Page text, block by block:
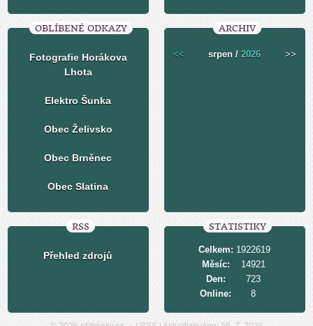
OBLÍBENÉ ODKAZY
Fotografie Horákova
Lhota
Elektro Šunka
Obec Želivsko
Obec Brněnec
Obec Slatina
ARCHIV
<< srpen /2026 >>
RSS
Přehled zdrojů
STATISTIKY
Online: 8
Celkem: 1922619
Měsíc:
14921
Den:
723